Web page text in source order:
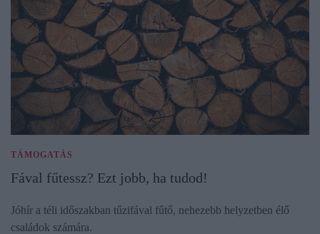
TÁMOGATÁS
Fával fűtessz? Ezt jobb, ha tudod!
Jóhír a téli időszakban tűzifával fűtő, nehezebb helyzetben élő
családok számára.